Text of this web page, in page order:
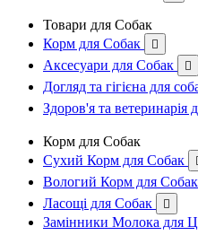
Товари для Собак
Корм для Собак

Аксесуари для Собак 
Догляд та гігієна для
Здоров'я та ветеринарія
Корм для Собак
Сухий Корм для Собак
Вологий Корм для Собак
Ласощі для Собак 
Замінники Молока для